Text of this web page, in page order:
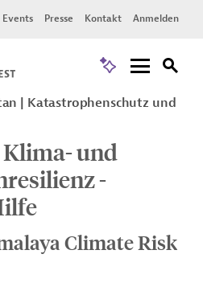
Events Presse Kontakt Anmelden
Katastrophenschutz und
und
-
Climate Risk